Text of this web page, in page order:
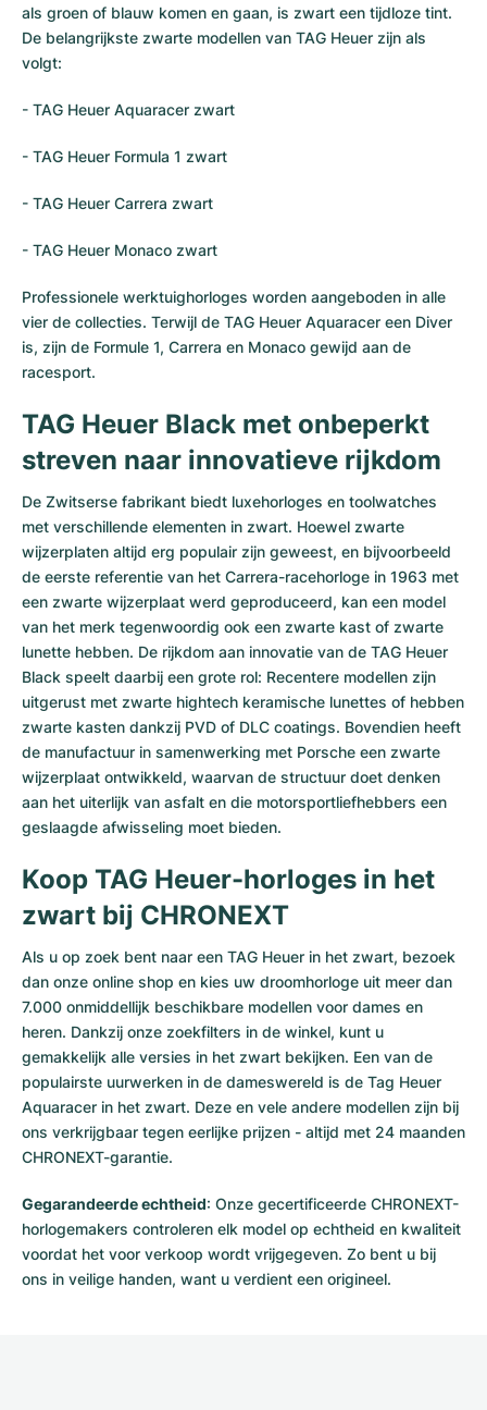
als groen of blauw komen en gaan, is zwart een tijdloze tint.
De belangrijkste zwarte modellen van TAG Heuer zijn als
volgt:
- TAG Heuer Aquaracer zwart
- TAG Heuer Formula 1 zwart
- TAG Heuer Carrera zwart
- TAG Heuer Monaco zwart
Professionele werktuighorloges worden aangeboden in alle
vier de collecties. Terwijl de TAG Heuer Aquaracer een Diver
is, zijn de Formule 1, Carrera en Monaco gewijd aan de
racesport.
TAG Heuer Black met onbeperkt
streven naar innovatieve rijkdom
De Zwitserse fabrikant biedt luxehorloges en toolwatches
met verschillende elementen in zwart. Hoewel zwarte
wijzerplaten altijd erg populair zijn geweest, en bijvoorbeeld
de eerste referentie van het Carrera-racehorloge in 1963 met
een zwarte wijzerplaat werd geproduceerd, kan een model
van het merk tegenwoordig ook een zwarte kast of zwarte
lunette hebben. De rijkdom aan innovatie van de TAG Heuer
Black speelt daarbij een grote rol: Recentere modellen zijn
uitgerust met zwarte hightech keramische lunettes of hebben
zwarte kasten dankzij PVD of DLC coatings. Bovendien heeft
de manufactuur in samenwerking met Porsche een zwarte
wijzerplaat ontwikkeld, waarvan de structuur doet denken
aan het uiterlijk van asfalt en die motorsportliefhebbers een
geslaagde afwisseling moet bieden.
Koop TAG Heuer-horloges in het
zwart bij CHRONEXT
Als u op zoek bent naar een TAG Heuer in het zwart, bezoek
dan onze online shop en kies uw droomhorloge uit meer dan
7.000 onmiddellijk beschikbare modellen voor dames en
heren. Dankzij onze zoekfilters in de winkel, kunt u
gemakkelijk alle versies in het zwart bekijken. Een van de
populairste uurwerken in de dameswereld is de Tag Heuer
Aquaracer in het zwart. Deze en vele andere modellen zijn bij
ons verkrijgbaar tegen eerlijke prijzen - altijd met 24 maanden
CHRONEXT-garantie.
Gegarandeerde echtheid: Onze gecertificeerde CHRONEXT-
horlogemakers controleren elk model op echtheid en kwaliteit
voordat het voor verkoop wordt vrijgegeven. Zo bent u bij
ons in veilige handen, want u verdient een origineel.